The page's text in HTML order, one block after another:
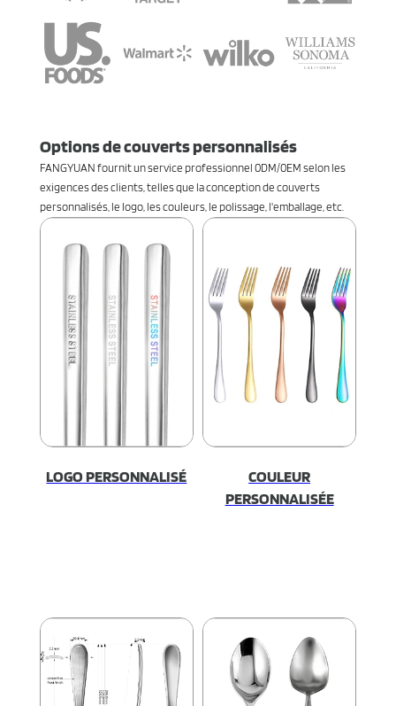
Options de couverts personnalisés
FANGYUAN fournit un service professionnel 0DM/0EM selon les
exigences des clients, telles que la conception de couverts
personnalisés, le logo, les couleurs, le polissage, l'emballage, etc.
LOGO PERSONNALISÉ
COULEUR
PERSONNALISÉE